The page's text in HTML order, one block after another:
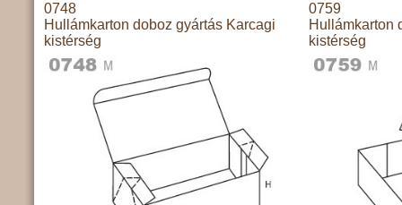
0748
Hullámkarton doboz gyártás Karcagi
kistérség
0759
Hullámkarton
kistérség